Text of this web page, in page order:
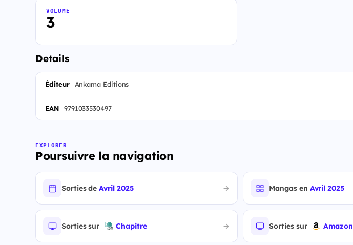
3
VOLUME
Details
Éditeur Ankama Editions
EAN 9791033530497
EXPLORER
Poursuivre la navigation
Sorties deAvril 2025 Mangas en Avril 2025
Sorties sur Chapitre Sorties sur Amazon